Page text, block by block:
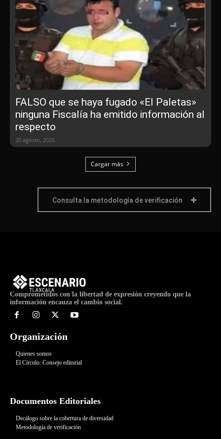
FALSO que se haya fugado «El Paletas»
ninguna Fiscalía ha emitido información al
respecto
20 agosto, 2025
Cargar más
Consulta la metodología de verificación
Comprometidos con la libertad de expresión creyendo que la
información encauza el cambio social.
Organización
Quienes somos
El Círculo: Consejo editorial
Documentos Editoriales
Decálogo sobre la cobertura de diversidad
Metodología de verificación